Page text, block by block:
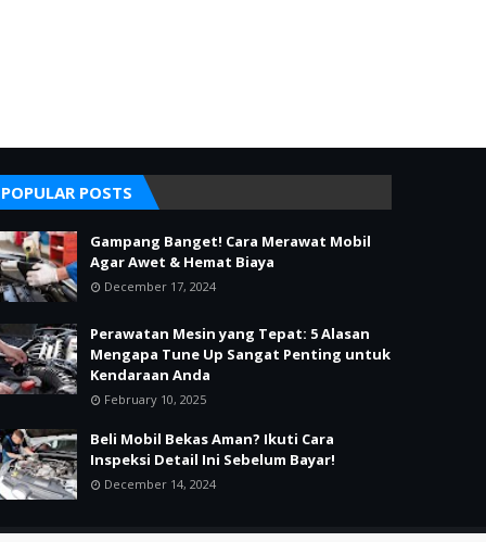
POPULAR POSTS
Gampang Banget! Cara Merawat Mobil
Agar Awet & Hemat Biaya
December 17, 2024
Perawatan Mesin yang Tepat: 5 Alasan
Mengapa Tune Up Sangat Penting untuk
Kendaraan Anda
February 10, 2025
Beli Mobil Bekas Aman? Ikuti Cara
Inspeksi Detail Ini Sebelum Bayar!
December 14, 2024